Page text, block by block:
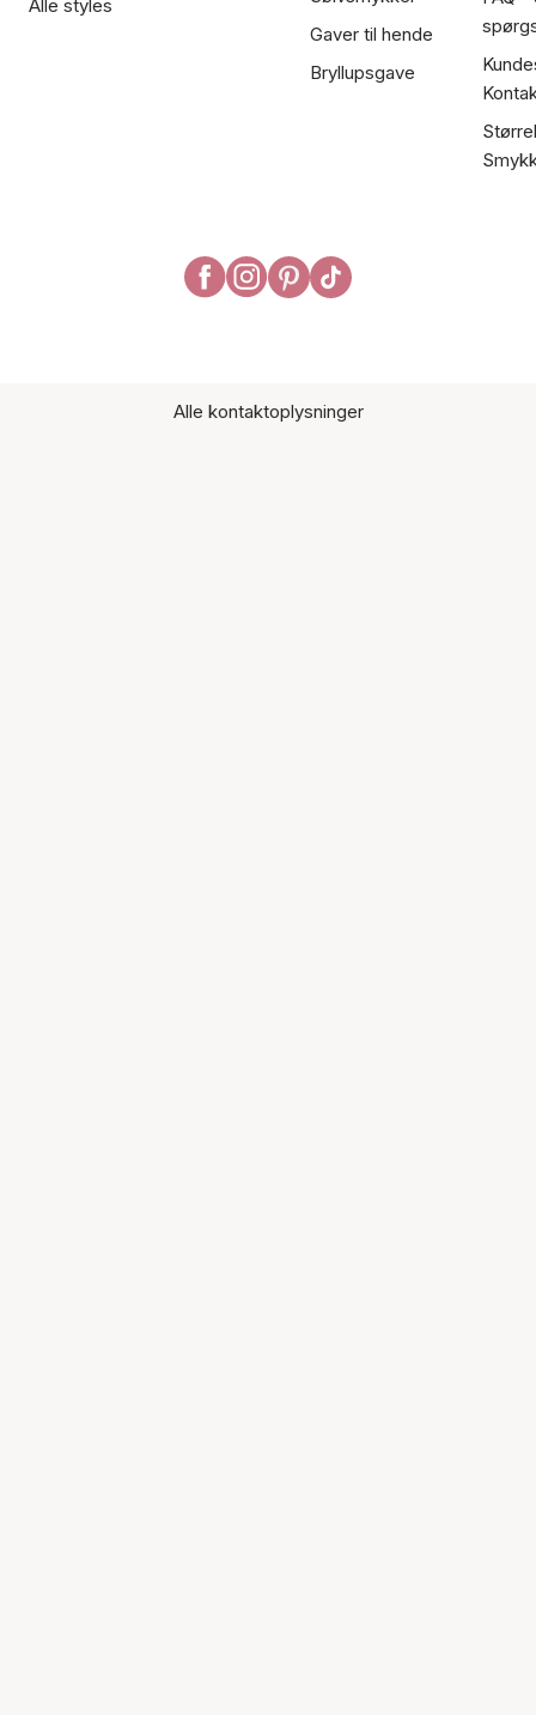
Alle styles
Gaver til hende
Bryllupsgave
Alle kontaktoplysninger